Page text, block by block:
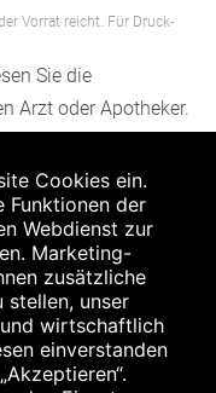
Vorrat reicht. Für Druck-
Sie die
Arzt oder Apotheker.
AEP ist keine
Der AEP ist
Preis für
der Höhe dem für
zu dem eine
Kindern unter 12
Cookies ein.
Funktionen der
Webdienst zur
Marketing-
zusätzliche
stellen, unser
wirtschaftlich
einverstanden